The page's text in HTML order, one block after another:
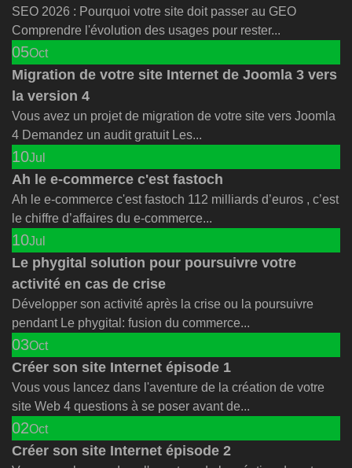
SEO 2026 : Pourquoi votre site doit passer au GEO
Comprendre l'évolution des usages pour rester...
05Oct
Migration de votre site Internet de Joomla 3 vers
la version 4
Vous avez un projet de migration de votre site vers Joomla
4 Demandez un audit gratuit Les...
10Jul
Ah le e-commerce c'est fastoch
Ah le e-commerce c'est fastoch 112 milliards d’euros , c’est
le chiffre d’affaires du e-commerce...
10Jul
Le phygital solution pour poursuivre votre
activité en cas de crise
Développer son activité après la crise ou la poursuivre
pendant Le phygital: fusion du commerce...
03Oct
Créer son site Internet épisode 1
Vous vous lancez dans l'aventure de la création de votre
site Web 4 questions à se poser avant de...
02Oct
Créer son site Internet épisode 2